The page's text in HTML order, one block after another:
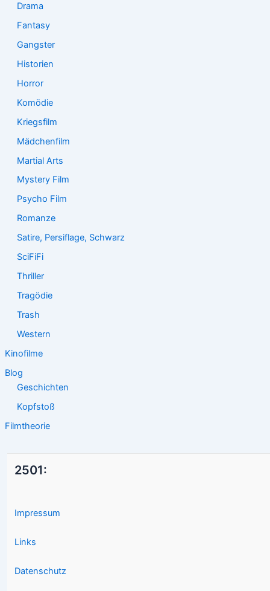
Drama
Fantasy
Gangster
Historien
Horror
Komödie
Kriegsfilm
Mädchenfilm
Martial Arts
Mystery Film
Psycho Film
Romanze
Satire, Persiflage, Schwarz
SciFiFi
Thriller
Tragödie
Trash
Western
Kinofilme
Blog
Geschichten
Kopfstoß
Filmtheorie
2501:
Impressum
Links
Datenschutz